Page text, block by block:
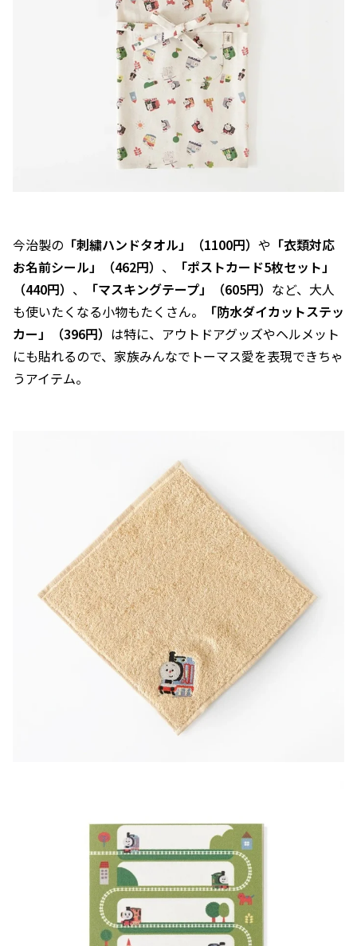
今治製の 「刺繍ハンドタオル」（1100円） や 「衣類対応
お名前シール」（462円） 、
「ポストカード5枚セット」
（440円） 、 「マスキングテープ」（605円） など、大人
も使いたくなる小物もたくさん。
「防水ダイカットステッ
カー」（396円） は特に、アウトドアグッズやヘルメット
にも貼れるので、家族みんなでトーマス愛を表現できちゃ
うアイテム。